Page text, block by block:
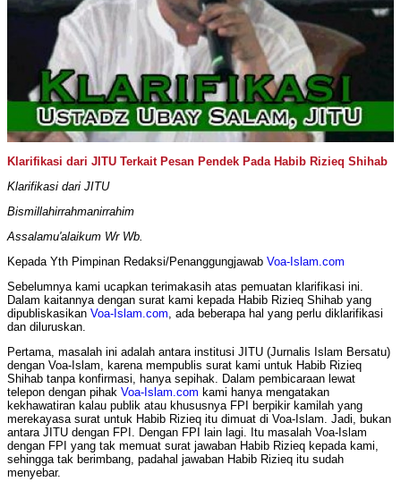
Klarifikasi dari JITU Terkait Pesan Pendek Pada Habib Rizieq Shihab
Klarifikasi dari JITU
Bismillahirrahmanirrahim
Assalamu'alaikum Wr Wb.
Kepada Yth Pimpinan Redaksi/Penanggungjawab Voa-Islam.com
Sebelumnya kami ucapkan terimakasih atas pemuatan klarifikasi ini.
Dalam kaitannya dengan surat kami kepada Habib Rizieq Shihab yang
dipubliskasikan Voa-Islam.com, ada beberapa hal yang perlu diklarifikasi
dan diluruskan.
Pertama, masalah ini adalah antara institusi JITU (Jurnalis Islam Bersatu)
dengan Voa-Islam, karena mempublis surat kami untuk Habib Rizieq
Shihab tanpa konfirmasi, hanya sepihak. Dalam pembicaraan lewat
telepon dengan pihak Voa-Islam.com kami hanya mengatakan
kekhawatiran kalau publik atau khususnya FPI berpikir kamilah yang
merekayasa surat untuk Habib Rizieq itu dimuat di Voa-Islam. Jadi, bukan
antara JITU dengan FPI. Dengan FPI lain lagi. Itu masalah Voa-Islam
dengan FPI yang tak memuat surat jawaban Habib Rizieq kepada kami,
sehingga tak berimbang, padahal jawaban Habib Rizieq itu sudah
menyebar.